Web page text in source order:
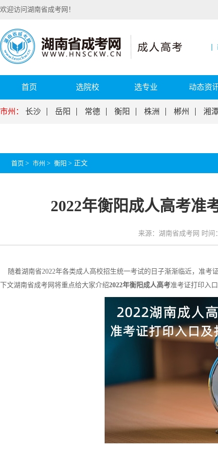
欢迎访问湖南省成考网！
首页 选院校 选专业 动态资
市州： 长沙 岳阳 常德 衡阳 株洲 郴州 湘
首页 > 市州 > 衡阳 > 正文
2022年衡阳成人高考准
来源：湖南省成考网 时间
随着湖南省2022年各类成人高校招生统一考试的日子渐渐临近，准考
下文湖南省成考网将重点给大家介绍2022年衡阳成人高考准考证打印入